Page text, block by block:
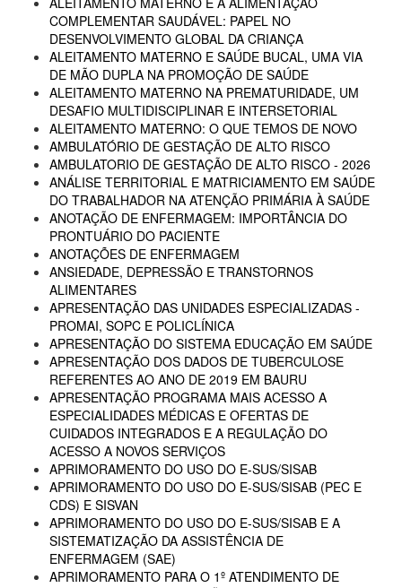
COMPLEMENTAR SAUDÁVEL: PAPEL NO
DESENVOLVIMENTO GLOBAL DA CRIANÇA
ALEITAMENTO MATERNO E SAÚDE BUCAL, UMA VIA
DE MÃO DUPLA NA PROMOÇÃO DE SAÚDE
ALEITAMENTO MATERNO NA PREMATURIDADE, UM
DESAFIO MULTIDISCIPLINAR E INTERSETORIAL
ALEITAMENTO MATERNO: O QUE TEMOS DE NOVO
AMBULATÓRIO DE GESTAÇÃO DE ALTO RISCO
AMBULATORIO DE GESTAÇÃO DE ALTO RISCO - 2026
ANÁLISE TERRITORIAL E MATRICIAMENTO EM SAÚDE
DO TRABALHADOR NA ATENÇÃO PRIMÁRIA À SAÚDE
ANOTAÇÃO DE ENFERMAGEM: IMPORTÂNCIA DO
PRONTUÁRIO DO PACIENTE
ANOTAÇÕES DE ENFERMAGEM
ANSIEDADE, DEPRESSÃO E TRANSTORNOS
ALIMENTARES
APRESENTAÇÃO DAS UNIDADES ESPECIALIZADAS -
PROMAI, SOPC E POLICLÍNICA
APRESENTAÇÃO DO SISTEMA EDUCAÇÃO EM SAÚDE
APRESENTAÇÃO DOS DADOS DE TUBERCULOSE
REFERENTES AO ANO DE 2019 EM BAURU
APRESENTAÇÃO PROGRAMA MAIS ACESSO A
ESPECIALIDADES MÉDICAS E OFERTAS DE
CUIDADOS INTEGRADOS E A REGULAÇÃO DO
ACESSO A NOVOS SERVIÇOS
APRIMORAMENTO DO USO DO E-SUS/SISAB
APRIMORAMENTO DO USO DO E-SUS/SISAB (PEC E
CDS) E SISVAN
APRIMORAMENTO DO USO DO E-SUS/SISAB E A
SISTEMATIZAÇÃO DA ASSISTÊNCIA DE
ENFERMAGEM (SAE)
APRIMORAMENTO PARA O 1º ATENDIMENTO DE